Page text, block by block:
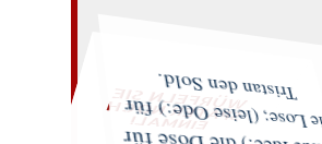
Tristan den Sold.
WÜRFELN SIE
SPÄTER NOCH
EINMAL!